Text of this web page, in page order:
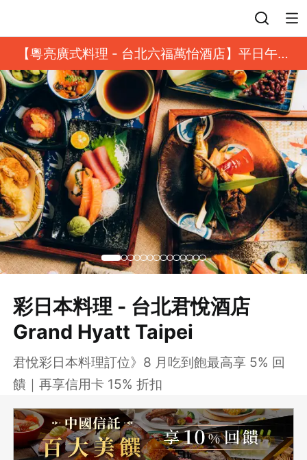
【粵亮廣式料理 - 台北六福萬怡酒店】平日午餐
8 折起｜靓港點套餐
彩日本料理 - 台北君悅酒店
Grand Hyatt Taipei
君悅彩日本料理訂位》8 月吃到飽最高享 5% 回
饋｜再享信用卡 15% 折扣